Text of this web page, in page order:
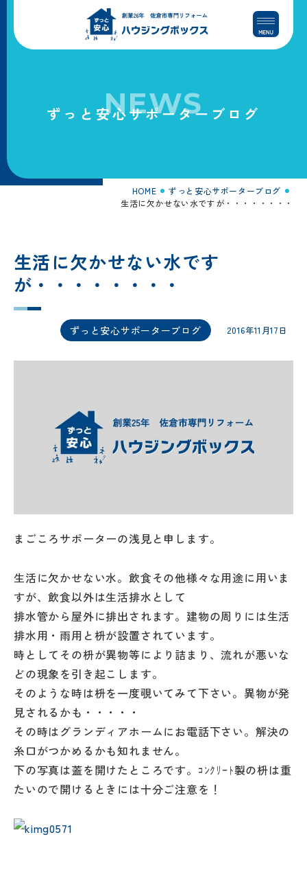
プ
動
ずっと安心サポーターブログ
NEWS
HOME
ずっと安心サポーターブログ
生活に欠かせない水ですが・・・・・・・・
生活に欠かせない水です
が・・・・・・・・
ずっと安心サポーターブログ 2016年11月17日
まごころサポーターの浅見と申します。
生活に欠かせない水。飲食その他様々な用途に用いま
すが、飲食以外は生活排水として
排水管から屋外に排出されます。建物の周りには生活
排水用・雨用と枡が設置されています。
時としてその枡が異物等により詰まり、流れが悪いな
どの現象を引き起こします。
そのような時は枡を一度覗いてみて下さい。異物が発
見されるかも・・・・・
その時はグランディアホームにお電話下さい。解決の
糸口がつかめるかも知れません。
下の写真は蓋を開けたところです。ｺﾝｸﾘｰﾄ製の枡は重
たいので開けるときには十分ご注意を！